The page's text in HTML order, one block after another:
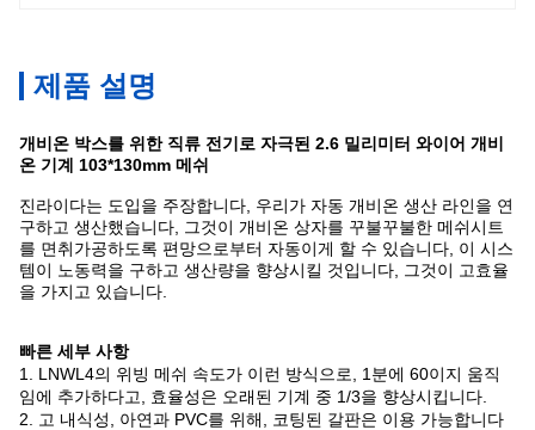
제품 설명
개비온 박스를 위한 직류 전기로 자극된 2.6 밀리미터 와이어 개비
온 기계 103*130mm 메쉬
진라이다는 도입을 주장합니다, 우리가 자동 개비온 생산 라인을 연
구하고 생산했습니다, 그것이 개비온 상자를 꾸불꾸불한 메쉬시트
를 면취가공하도록 편망으로부터 자동이게 할 수 있습니다, 이 시스
템이 노동력을 구하고 생산량을 향상시킬 것입니다, 그것이 고효율
을 가지고 있습니다.
빠른 세부 사항
1. LNWL4의 위빙 메쉬 속도가 이런 방식으로, 1분에 60이지 움직
임에 추가하다고, 효율성은 오래된 기계 중 1/3을 향상시킵니다.
2. 고 내식성, 아연과 PVC를 위해, 코팅된 갈판은 이용 가능합니다